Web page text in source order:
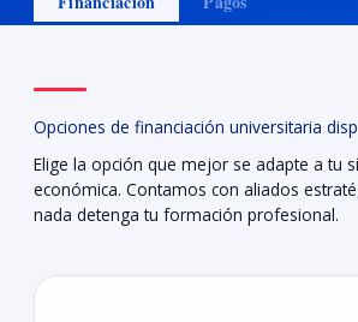
Opciones de financiación universitaria
Elige la opción que mejor se adapte a tu
económica. Contamos con aliados
nada detenga tu formación profesional.